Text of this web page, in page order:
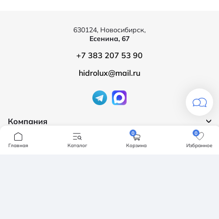
Компания
О компании
Продукция
630124, Новосибирск,
Есенина, 67
+7 383 207 53 90
hidrolux@mail.ru
Главная Каталог
0
Корзина
0
Избранное